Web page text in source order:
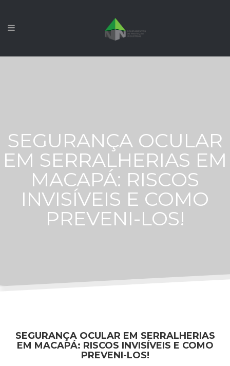
SEGURANÇA OCULAR
EM SERRALHERIAS EM
MACAPÁ: RISCOS
INVISÍVEIS E COMO
PREVENI-LOS!
SEGURANÇA OCULAR EM SERRALHERIAS
EM MACAPÁ: RISCOS INVISÍVEIS E COMO
PREVENI-LOS!